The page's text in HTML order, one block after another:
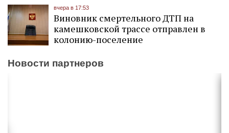
вчера в 17:53
Виновник смертельного ДТП на
камешковской трассе отправлен в
колонию-поселение
Новости партнеров